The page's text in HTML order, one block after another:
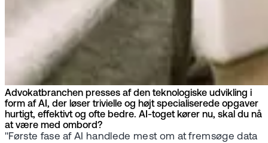
Advokatbranchen presses af den teknologiske udvikling i
form af AI, der løser trivielle og højt specialiserede opgaver
hurtigt, effektivt og ofte bedre. AI-toget kører nu, skal du nå
at være med ombord?
"Første fase af AI handlede mest om at fremsøge data